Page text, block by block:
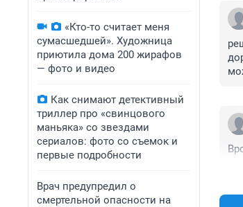
«Кто-то считает меня
сумасшедшей». Художница
приютила дома 200 жирафов
— фото и видео
Как снимают детективный
триллер про «свинцового
маньяка» со звездами
сериалов: фото со съемок и
первые подробности
Врач предупредил о
смертельной опасности на